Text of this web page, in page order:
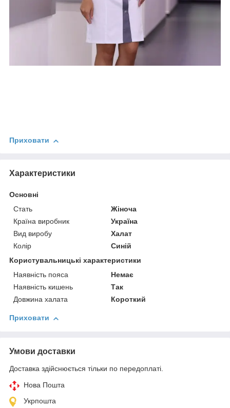
Приховати
Характеристики
Основні
Стать
Жіноча
Країна виробник
Україна
Вид виробу
Халат
Колір
Синій
Користувальницькі характеристики
Наявність пояса
Немає
Наявність кишень
Так
Довжина халата
Короткий
Приховати
Умови доставки
Доставка здійснюється тільки по передоплаті.
Нова Пошта
Укрпошта